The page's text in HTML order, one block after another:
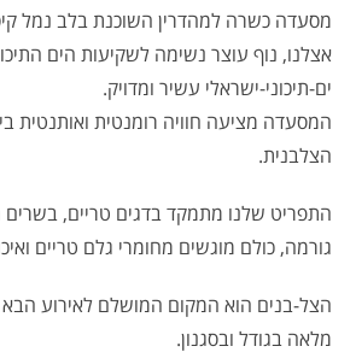
מסעדה כשרה למהדרין השוכנת בלב נמל
אצלנו, נוף עוצר נשימה לשקיעות הים
ים-תיכוני-ישראלי עשיר ומדויק.
המסעדה מציעה חוויה רומנטית ואותנטית
הצלבנית.
התפריט שלנו מתמקד בדגים טריים, בשרים
גורמה, כולם מוגשים מחומרי גלם טריים
הצל-בנים הוא המקום המושלם לאירוע
מלאה בגודל ובסגנון.